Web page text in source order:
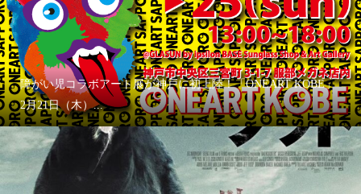
障がい児コラボアート展が神戸に初上陸！「ONEART KOBE」
2月21日（木）...